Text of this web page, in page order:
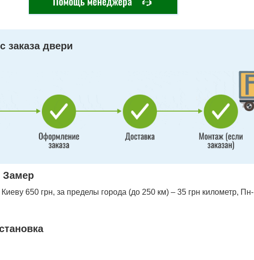
заказа двери
Замер
650 грн, за пределы города (до 250 км) – 35 грн километр, Пн-